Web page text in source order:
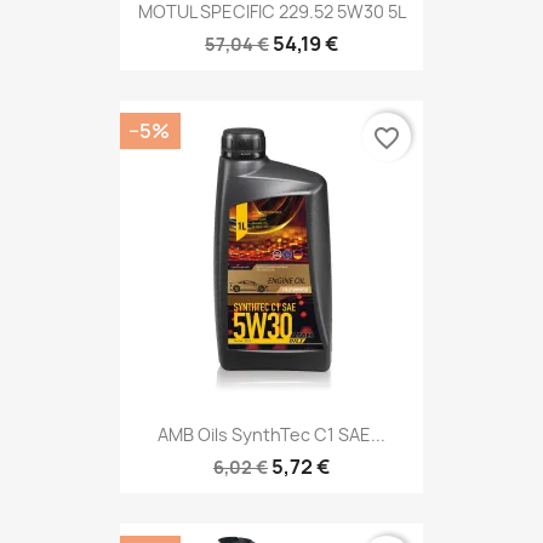
MOTUL SPECIFIC 229.52 5W30 5L
57,04 € 54,19 €
AMB Oils SynthTec C1 SAE...
6,02 € 5,72 €
−5% favorite_border